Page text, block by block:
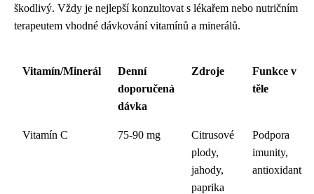
škodlivý. Vždy je nejlepší konzultovat s lékařem nebo nutričním
terapeutem vhodné dávkování vitamínů a minerálů.
Vitamín/Minerál
Denní
doporučená
dávka
Zdroje
Funkce v
těle
Vitamín C 75-90 mg
Citrusové
plody,
jahody,
paprika
Podpora
imunity,
antioxidant